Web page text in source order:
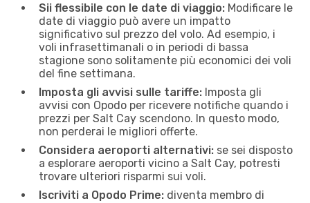
Sii flessibile con le date di viaggio: Modificare le
date di viaggio può avere un impatto
significativo sul prezzo del volo. Ad esempio, i
voli infrasettimanali o in periodi di bassa
stagione sono solitamente più economici dei voli
del fine settimana.
Imposta gli avvisi sulle tariffe: Imposta gli
avvisi con Opodo per ricevere notifiche quando i
prezzi per Salt Cay scendono. In questo modo,
non perderai le migliori offerte.
Considera aeroporti alternativi: se sei disposto
a esplorare aeroporti vicino a Salt Cay, potresti
trovare ulteriori risparmi sui voli.
Iscriviti a Opodo Prime: diventa membro di